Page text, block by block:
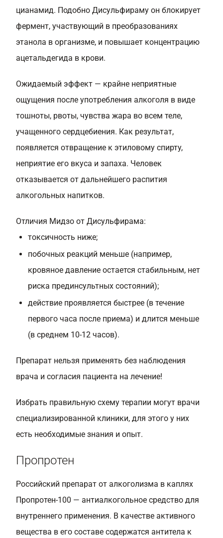
цианамид. Подобно Дисульфираму он блокирует
фермент, участвующий в преобразованиях
этанола в организме, и повышает концентрацию
ацетальдегида в крови.
Ожидаемый эффект — крайне неприятные
ощущения после употребления алкоголя в виде
тошноты, рвоты, чувства жара во всем теле,
учащенного сердцебиения. Как результат,
появляется отвращение к этиловому спирту,
неприятие его вкуса и запаха. Человек
отказывается от дальнейшего распития
алкогольных напитков.
Отличия Мидзо от Дисульфирама:
токсичность ниже;
побочных реакций меньше (например,
кровяное давление остается стабильным, нет
риска прединсультных состояний);
действие проявляется быстрее (в течение
первого часа после приема) и длится меньше
(в среднем 10-12 часов).
Препарат нельзя применять без наблюдения
врача и согласия пациента на лечение!
Избрать правильную схему терапии могут врачи
специализированной клиники, для этого у них
есть необходимые знания и опыт.
Пропротен
Российский препарат от алкоголизма в каплях
Пропротен-100 — антиалкогольное средство для
внутреннего применения. В качестве активного
вещества в его составе содержатся антитела к